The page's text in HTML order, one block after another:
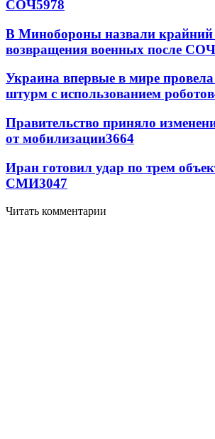
СОЧ5978
В Минобороны назвали крайний
возвращения военных после СОЧ
Украина впервые в мире
штурм с использованием роботов
Правительство приняло
от мобилизации3664
Иран готовил удар по трем
СМИ3047
Читать комментарии